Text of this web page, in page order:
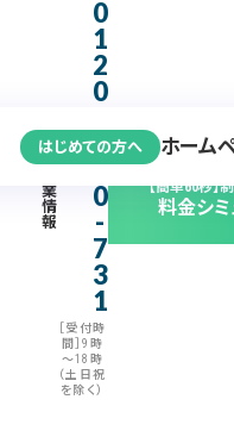
業
情
報
0
1
2
0
3
7
0
-
7
3
1
［受付時
間］9時
～18時
（土日祝
を除く）
【簡単60秒】
料金シミ
はじめての方へ ホーム